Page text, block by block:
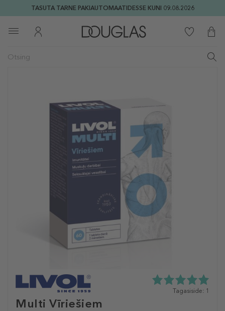
TASUTA TARNE PAKIAUTOMAATIDESSE KUNI 09.08.2026
Multi Vīriešiem
5.0
Tagasiside: 1